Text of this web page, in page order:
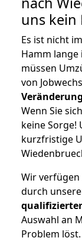
uns kein
Es ist nicht
Hamm lange
müssen
von
Wenn Sie
keine Sorge!
kurzfristige
Wir verfügen
durch
Auswahl an
Problem löst.